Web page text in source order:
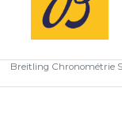
Breitling Chronométrie